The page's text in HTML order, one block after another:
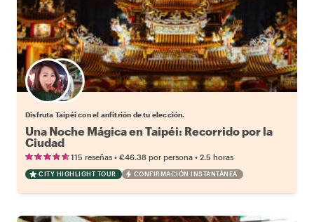
Elige tu local favorito
Disfruta Taipéi con el anfitrión de tu elección.
Una Noche Mágica en Taipéi: Recorrido por la
Ciudad
115 reseñas • €46.38 por persona • 2.5 horas
CITY HIGHLIGHT TOUR CONFIRMACIÓN INSTANTÁNEA